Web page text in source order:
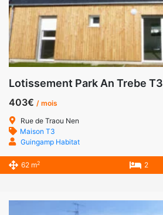
Lotissement Park An Trebe T3
403€ / mois
Rue de Traou Nen
Maison T3
Guingamp Habitat
62 m2 2